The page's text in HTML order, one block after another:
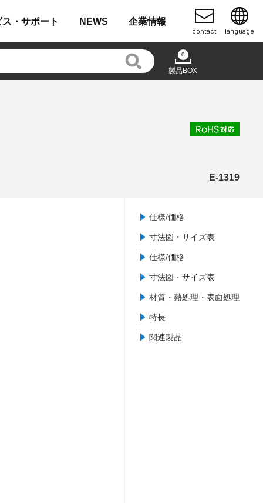
・ サポート NEWS 企業情報
contact language
0
製品BOX
E-1319
仕様/価格
寸法図・サイズ表
仕様/価格
寸法図・サイズ表
材質・熱処理・表面処理
特長
関連製品